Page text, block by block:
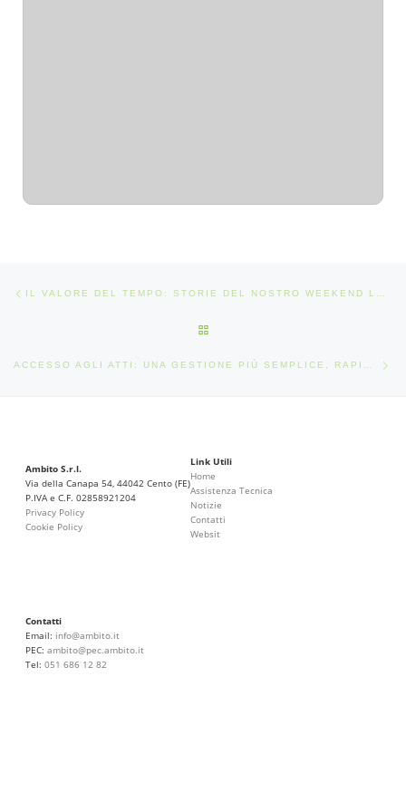
ACCESSO AGLI ATTI: UNA GESTIONE PIÙ SEMPLICE, RAPIDA ED EFFICIENTE
Ambito S.r.l.
Via della Canapa 54, 44042 Cento (FE)
P.IVA e C.F. 02858921204
Privacy Policy
Cookie Policy
Link Utili
Home
Assistenza Tecnica
Notizie
Contatti
Websit
Contatti
Email: info@ambito.it
PEC: ambito@pec.ambito.it
Tel: 051 686 12 82